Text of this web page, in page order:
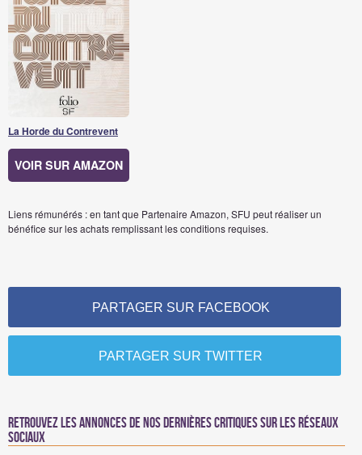
La Horde du Contrevent
VOIR SUR AMAZON
Liens rémunérés : en tant que Partenaire Amazon, SFU peut réaliser un
bénéfice sur les achats remplissant les conditions requises.
PARTAGER SUR FACEBOOK
PARTAGER SUR TWITTER
Retrouvez les annonces de nos dernières critiques sur les réseaux
sociaux